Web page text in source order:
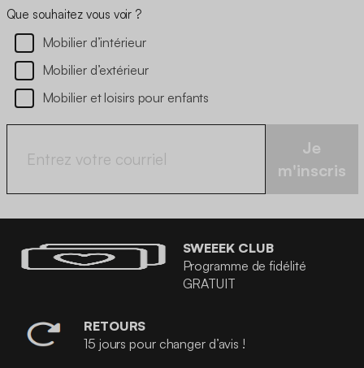
Que souhaitez vous voir ?
Mobilier d’intérieur
Mobilier d’extérieur
Mobilier et loisirs pour enfants
Je
m'inscris
SWEEEK CLUB
Programme de fidélité
GRATUIT
RETOURS
15 jours pour changer d’avis !